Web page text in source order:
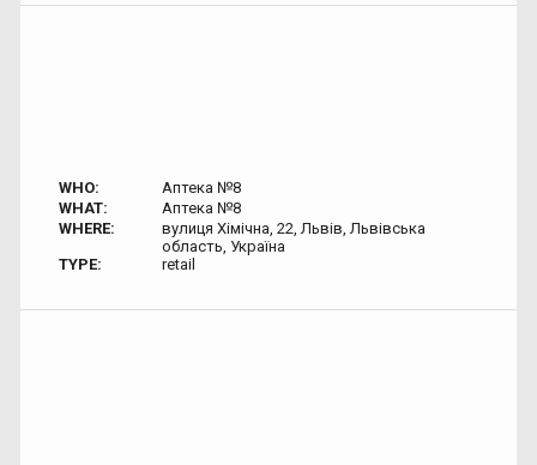
WHO:
Аптека №8
WHAT:
Аптека №8
WHERE:
вулиця Хімічна, 22, Львів, Львівська
область, Україна
TYPE:
retail